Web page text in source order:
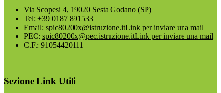
Via Scopesi 4, 19020 Sesta Godano (SP)
Tel: +39 0187 891533
Email: spic80200x@istruzione.itLink per inviare una mail
PEC: spic80200x@pec.istruzione.itLink per inviare una mail
C.F.: 91054420111
Sezione Link Utili